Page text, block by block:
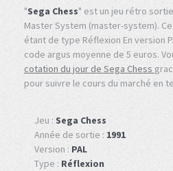
"Sega Chess" est un jeu rétro
Master System (master-system).
étant de type Réflexion En version
code argus moyenne de 5 euros.
cotation du jour de Sega Chess
pour suivre le cours du marché en
Jeu : Sega Chess
Année de sortie : 1991
Version : PAL
Type : Réflexion